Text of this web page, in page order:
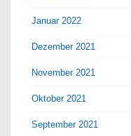
Januar 2022
Dezember 2021
November 2021
Oktober 2021
September 2021